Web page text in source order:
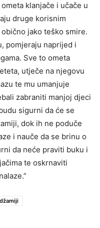
klanjače i učače u
druge korisnim
jako teško smire.
pomjeraju naprijed i
Sve to ometa
utječe na njegovu
te mu umanjuje
zabraniti manjoj djeci
sigurni da će se
dok ih ne poduče
i nauče da se brinu o
da neće praviti buku i
te oskrnaviti